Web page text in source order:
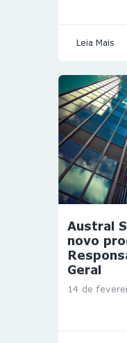
Leia Mais
Austral
novo
Geral
14 de